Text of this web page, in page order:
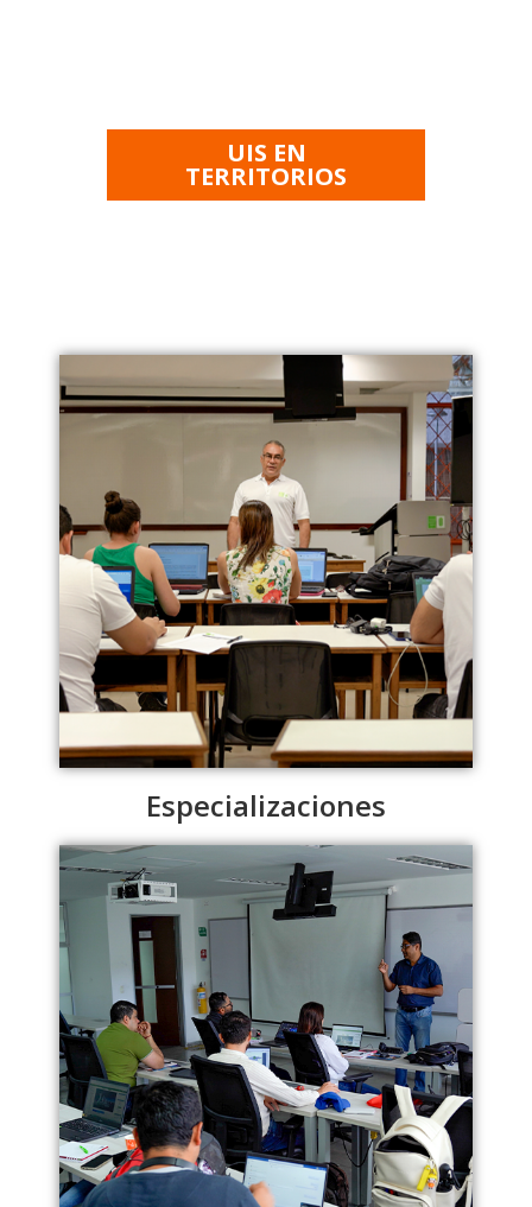
UIS EN
TERRITORIOS
Especializaciones